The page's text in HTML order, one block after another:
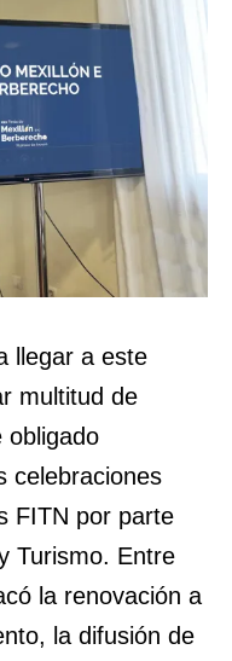
llegar a este
multitud de
obligado
celebraciones
FITN por parte
Turismo. Entre
la renovación a
la difusión de